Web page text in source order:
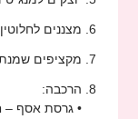
מצננים לחלוטין.
מקציפים
הרכבה:
• גרסת אסף –